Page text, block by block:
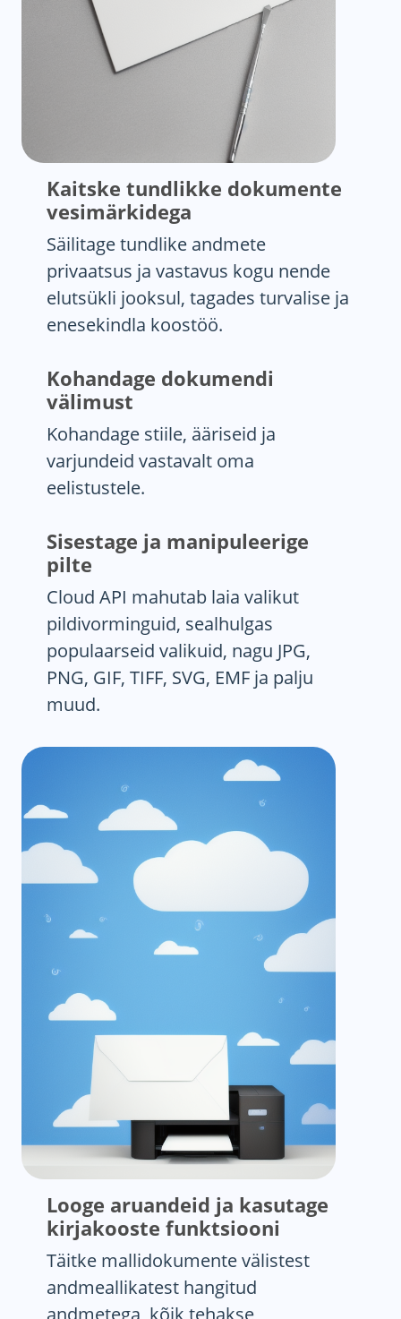
Kaitske tundlikke dokumente
vesimärkidega
Säilitage tundlike andmete
privaatsus ja vastavus kogu nende
elutsükli jooksul, tagades turvalise ja
enesekindla koostöö.
Kohandage dokumendi
välimust
Kohandage stiile, ääriseid ja
varjundeid vastavalt oma
eelistustele.
Sisestage ja manipuleerige
pilte
Cloud API mahutab laia valikut
pildivorminguid, sealhulgas
populaarseid valikuid, nagu JPG,
PNG, GIF, TIFF, SVG, EMF ja palju
muud.
Looge aruandeid ja kasutage
kirjakooste funktsiooni
Täitke mallidokumente välistest
andmeallikatest hangitud
andmetega, kõik tehakse